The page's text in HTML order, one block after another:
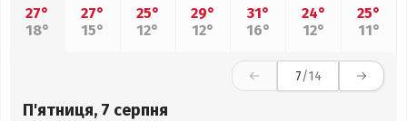
27°
18°
27°
15°
25°
12°
29°
12°
31°
16°
24°
12°
25°
11°
7/14
П'ятниця, 7 серпня